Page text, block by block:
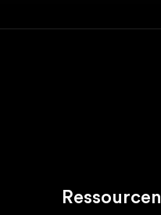
Ressourcen